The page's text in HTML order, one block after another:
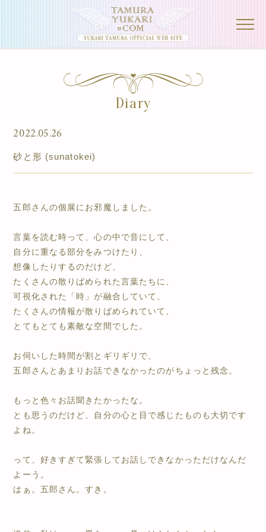
Diary
2022.05.26
砂と形 (sunatokei)
五郎さんの個展にお邪魔しました。
言葉を読む時って、心の中で音にして、
自分に重なる部分をみつけたり、
想像したりするのだけど、
たくさんの散りばめられた言葉たちに、
可視化された「時」が融合していて、
たくさんの情報が散りばめられていて、
とてもとても素敵な空間でした。
お伺いした時間が割とギリギリで、
五郎さんとあまりお話できなかったのがちょっと残念。
もっと色々お話聞きたかったな。
とも思うのだけど、自分の心と目で感じたものも大切です
よね。
って、好きすぎて緊張してお話しできなかっただけなんだ
よーう。
はぁ。五郎さん。すき。